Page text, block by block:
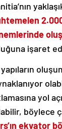
işaret
yol
böylece
ekvator